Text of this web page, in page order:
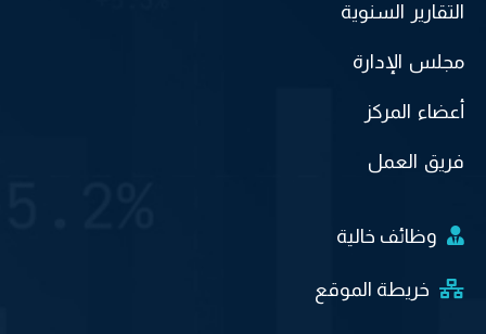
التقارير السنوية
مجلس الإدارة
أعضاء المركز
فريق العمل
وظائف خالية
خريطة الموقع